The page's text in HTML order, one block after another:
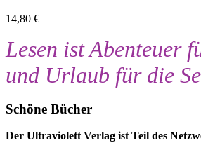
14,80 €
Lesen ist Abenteuer
und Urlaub für die
Schöne Bücher
Der Ultraviolett Verlag ist Teil des